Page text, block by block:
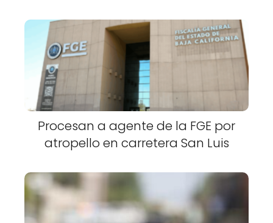
Procesan a agente de la FGE por
atropello en carretera San Luis